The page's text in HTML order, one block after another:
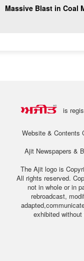
Massive Blast in Coal
is
Website & Contents
Ajit Newspapers &
The Ajit logo is
All rights reserved.
not in whole or in
rebroadcast,
exhibited